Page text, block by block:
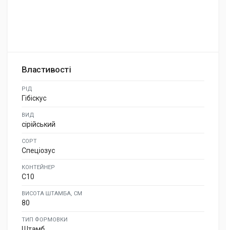
Властивості
РІД
Гібіскус
ВИД
сірійський
СОРТ
Спеціозус
КОНТЕЙНЕР
C10
ВИСОТА ШТАМБА, СМ
80
ТИП ФОРМОВКИ